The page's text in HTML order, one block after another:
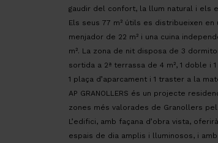
gaudir del confort, la llum natural i els
Els seus 77 m² útils es distribueixen
menjador de 22 m² i una cuina
m². La zona de nit disposa de 3
sortida a 2ª terrassa de 4 m², 1 doble i
1 plaça d’aparcament i 1 traster a la
AP GRANOLLERS és un projecte
zones més valorades de Granollers
L’edifici, amb façana d’obra vista,
espais de dia amplis i lluminosos, i